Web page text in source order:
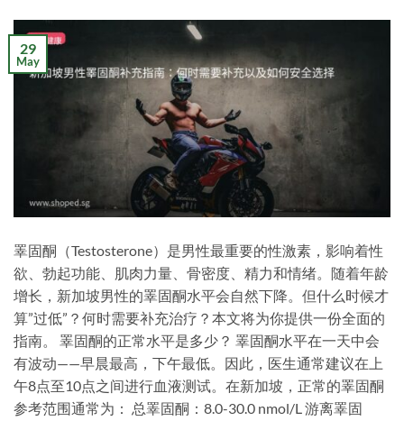
29
May
睪固酮（Testosterone）是男性最重要的性激素，影响着性
欲、勃起功能、肌肉力量、骨密度、精力和情绪。随着年龄
增长，新加坡男性的睪固酮水平会自然下降。但什么时候才
算”过低”？何时需要补充治疗？本文将为你提供一份全面的
指南。 睪固酮的正常水平是多少？ 睪固酮水平在一天中会
有波动——早晨最高，下午最低。因此，医生通常建议在上
午8点至10点之间进行血液测试。在新加坡，正常的睪固酮
参考范围通常为： 总睪固酮：8.0-30.0 nmol/L 游离睪固